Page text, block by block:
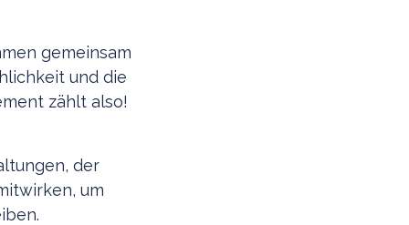
gemeinsam
und die
zählt also!
der
um